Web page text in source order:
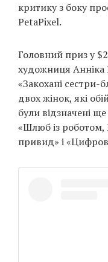
критику з боку
PetaPixel.
Головний приз у
художниця
«Закохані
двох жінок, які
були відзначені
«Шлюб із
привид» і